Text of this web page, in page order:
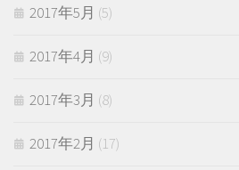
2017年5月 (5)
2017年4月 (9)
2017年3月 (8)
2017年2月 (17)